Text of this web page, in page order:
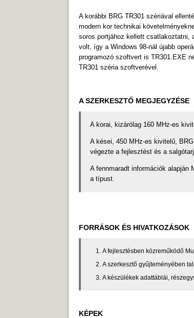
A korábbi BRG TR301 szériával
modern kor technikai
soros portjához kellett csatlakoztatni,
volt, így a Windows 98-nál újabb
programozó szoftvert is TR301.EXE
TR301 széria szoftverével.
A SZERKESZTŐ MEGJEGYZÉSE
A korai, kizárólag 160 MHz-es
A kései, 450 MHz-es kivitelű,
végezte a fejlesztést és a
A fennmaradt információk alapján
a típust.
FORRÁSOK ÉS HIVATKOZÁSOK
A fejlesztésben közreműködő
A szerkesztő gyűjteményében
A készülékek adattáblái,
KÉPEK